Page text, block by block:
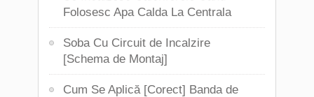
Folosesc Apa Calda La Centrala
Soba Cu Circuit de Incalzire
[Schema de Montaj]
Cum Se Aplică [Corect] Banda de